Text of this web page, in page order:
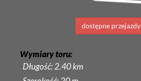
dostępne przejazdy
Wymiary toru:
Długość: 2.40 km